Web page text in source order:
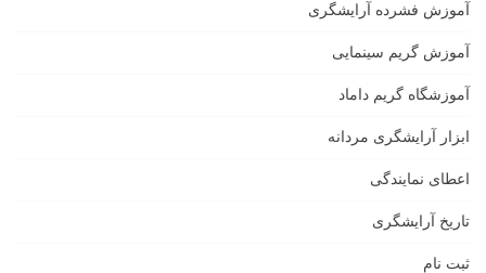
آموزش فشرده آرایشگری
آموزش گریم سینمایی
آموزشگاه گریم داماد
ابزار آرایشگری مردانه
اعطای نمایندگی
تاریخ آرایشگری
ثبت نام